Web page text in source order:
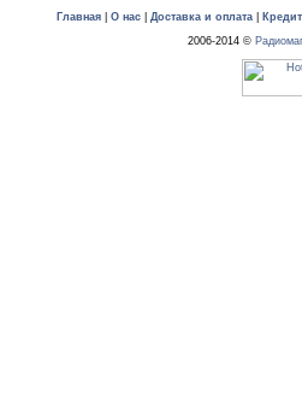
Главная О нас Доставка и оплата
2006-2014 ©